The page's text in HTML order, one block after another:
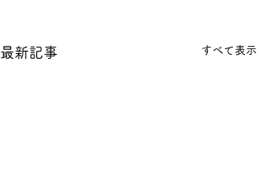
最新記事 すべて表示